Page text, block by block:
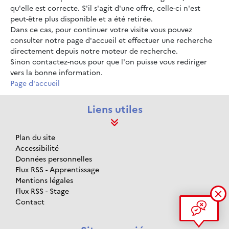
qu'elle est correcte. S'il s'agit d'une offre, celle-ci n'est
peut-être plus disponible et a été retirée.
Dans ce cas, pour continuer votre visite vous pouvez
consulter notre page d'accueil et effectuer une recherche
directement depuis notre moteur de recherche.
Sinon contactez-nous pour que l'on puisse vous rediriger
vers la bonne information.
Page d'accueil
Liens utiles
Plan du site
Accessibilité
Données personnelles
Flux RSS - Apprentissage
Mentions légales
Flux RSS - Stage
Contact